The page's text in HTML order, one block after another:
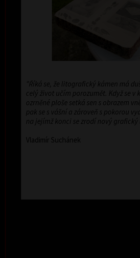
"Říká se, že litografický kámen má
celý život učím porozumět. Když se v
ozrněné ploše setká sen s obrazem
pak se s vášní a zároveň s pokorou
na jejímž konci se zrodí nový grafický
Vladimír Suchánek